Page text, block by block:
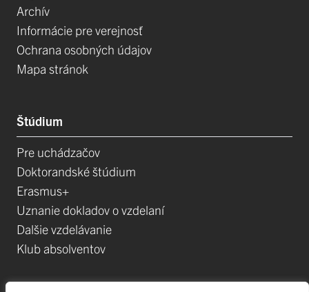
Archív
Informácie pre verejnosť
Ochrana osobných údajov
Mapa stránok
Štúdium
Pre uchádzačov
Doktorandské štúdium
Erasmus+
Uznanie dokladov o vzdelaní
Dalšie vzdelávanie
Klub absolventov